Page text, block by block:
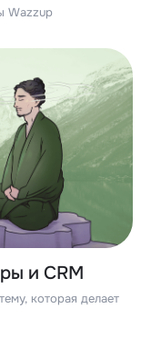
Wazzup
и CRM
которая делает